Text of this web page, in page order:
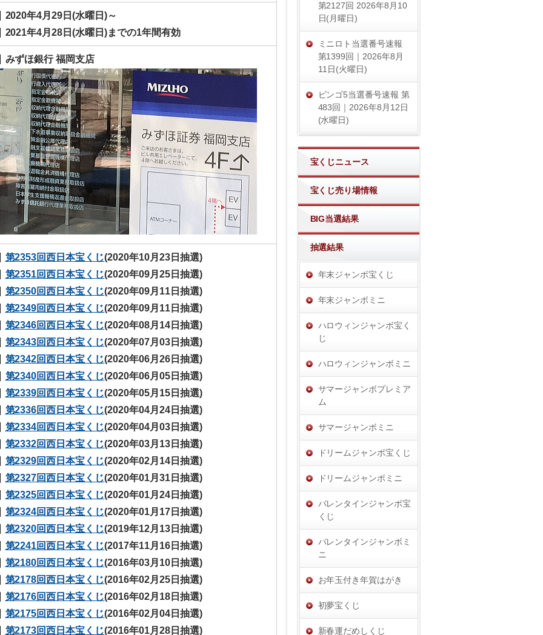
2020年4月29日(水曜日)～
2021年4月28日(水曜日)までの1年間有効
みずほ銀行 福岡支店
第2353回西日本宝くじ(2020年10月23日抽選)
第2351回西日本宝くじ(2020年09月25日抽選)
第2350回西日本宝くじ(2020年09月11日抽選)
第2349回西日本宝くじ(2020年09月11日抽選)
第2346回西日本宝くじ(2020年08月14日抽選)
第2343回西日本宝くじ(2020年07月03日抽選)
第2342回西日本宝くじ(2020年06月26日抽選)
第2340回西日本宝くじ(2020年06月05日抽選)
第2339回西日本宝くじ(2020年05月15日抽選)
第2336回西日本宝くじ(2020年04月24日抽選)
第2334回西日本宝くじ(2020年04月03日抽選)
第2332回西日本宝くじ(2020年03月13日抽選)
第2329回西日本宝くじ(2020年02月14日抽選)
第2327回西日本宝くじ(2020年01月31日抽選)
第2325回西日本宝くじ(2020年01月24日抽選)
第2324回西日本宝くじ(2020年01月17日抽選)
第2320回西日本宝くじ(2019年12月13日抽選)
第2241回西日本宝くじ(2017年11月16日抽選)
第2180回西日本宝くじ(2016年03月10日抽選)
第2178回西日本宝くじ(2016年02月25日抽選)
第2176回西日本宝くじ(2016年02月18日抽選)
第2175回西日本宝くじ(2016年02月04日抽選)
第2173回西日本宝くじ(2016年01月28日抽選)
第2127回 2026年8月10
日(月曜日)
ミニロト当選番号速報
第1399回｜2026年8月
11日(火曜日)
ビンゴ5当選番号速報 第
483回｜2026年8月12日
(水曜日)
宝くじニュース
宝くじ売り場情報
BIG当選結果
抽選結果
年末ジャンボ宝くじ
年末ジャンボミニ
ハロウィンジャンボ宝く
じ
ハロウィンジャンボミニ
サマージャンボプレミア
ム
サマージャンボミニ
ドリームジャンボ宝くじ
ドリームジャンボミニ
バレンタインジャンボ宝
くじ
バレンタインジャンボミ
ニ
お年玉付き年賀はがき
初夢宝くじ
新春運だめしくじ